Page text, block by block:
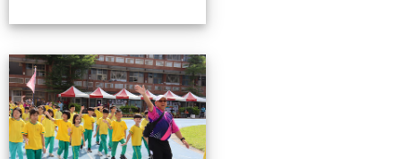
0503運動會花絮-2